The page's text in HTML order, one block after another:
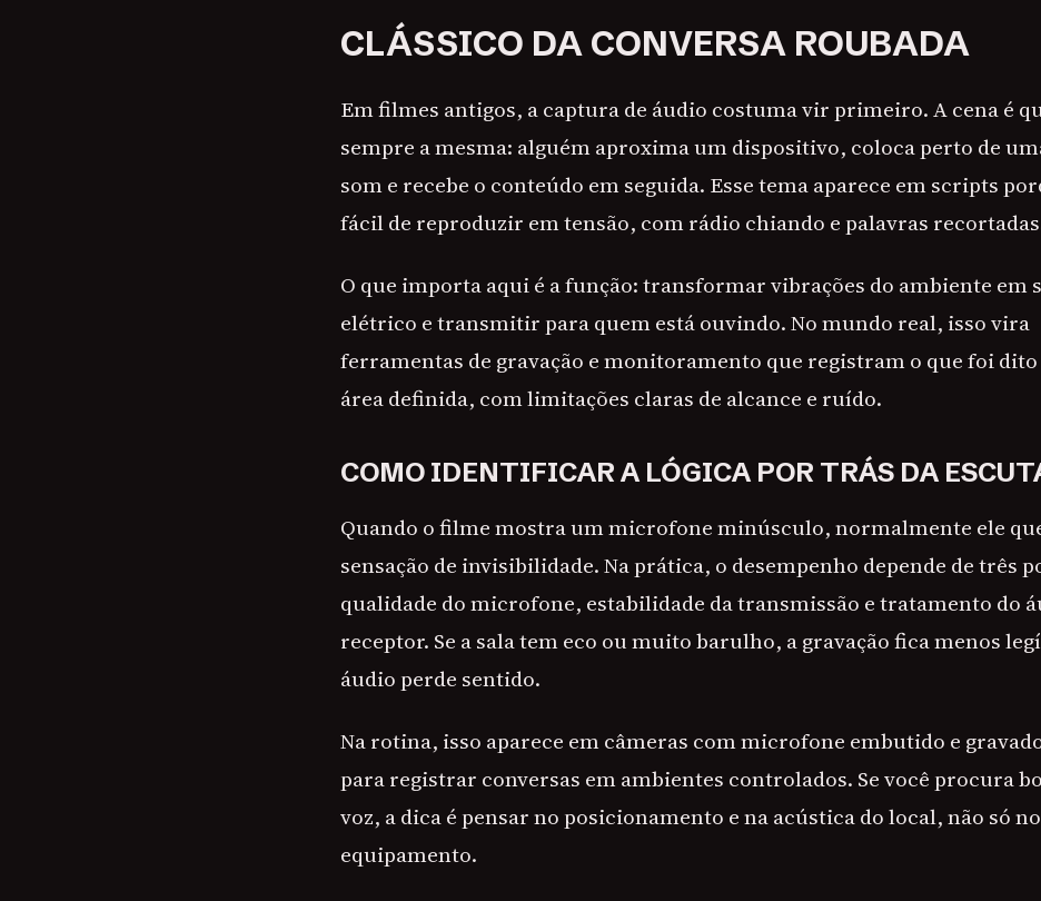
CLÁSSICO DA CONVERSA ROUBADA
Em filmes antigos, a captura de áudio costuma vir primeiro. A cena é
sempre a mesma: alguém aproxima um dispositivo, coloca perto de
som e recebe o conteúdo em seguida. Esse tema aparece em scripts
fácil de reproduzir em tensão, com rádio chiando e palavras
O que importa aqui é a função: transformar vibrações do ambiente em
elétrico e transmitir para quem está ouvindo. No mundo real, isso vira
ferramentas de gravação e monitoramento que registram o que foi
área definida, com limitações claras de alcance e ruído.
COMO IDENTIFICAR A LÓGICA POR TRÁS DA
Quando o filme mostra um microfone minúsculo, normalmente ele
sensação de invisibilidade. Na prática, o desempenho depende de três
qualidade do microfone, estabilidade da transmissão e tratamento do
receptor. Se a sala tem eco ou muito barulho, a gravação fica menos
áudio perde sentido.
Na rotina, isso aparece em câmeras com microfone embutido e
para registrar conversas em ambientes controlados. Se você procura
voz, a dica é pensar no posicionamento e na acústica do local, não só no
equipamento.